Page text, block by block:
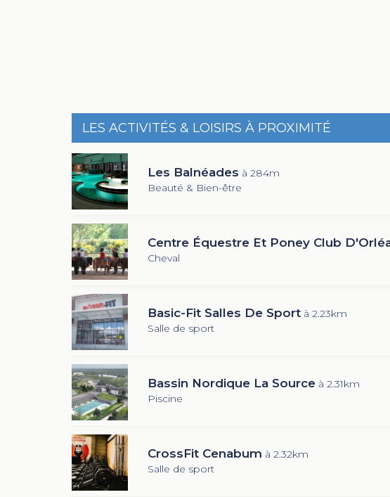
LES ACTIVITÉS & LOISIRS À PROXIMITÉ
Les Balnéades à 284m
Beauté & Bien-être
Centre Équestre Et Poney Club
Cheval
Basic-Fit Salles De Sport à 2.23km
Salle de sport
Bassin Nordique La Source à 2.31km
Piscine
CrossFit Cenabum à 2.32km
Salle de sport